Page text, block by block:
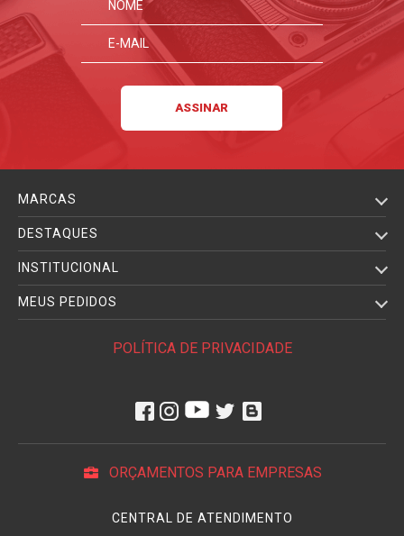
MARCAS
DESTAQUES
INSTITUCIONAL
MEUS PEDIDOS
POLÍTICA DE PRIVACIDADE
ORÇAMENTOS PARA EMPRESAS
CENTRAL DE ATENDIMENTO